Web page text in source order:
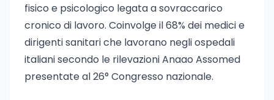
fisico e psicologico legata a sovraccarico
cronico di lavoro. Coinvolge il 68% dei medici e
dirigenti sanitari che lavorano negli ospedali
italiani secondo le rilevazioni Anaao Assomed
presentate al 26° Congresso nazionale.